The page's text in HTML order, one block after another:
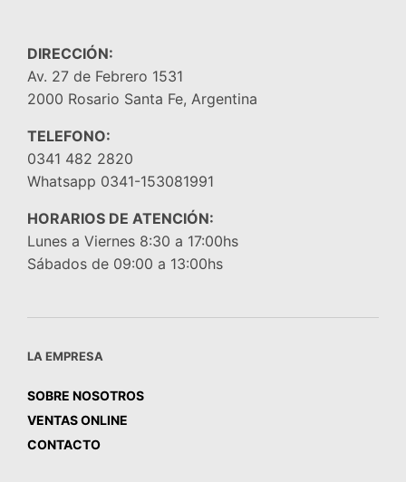
DIRECCIÓN:
Av. 27 de Febrero 1531
2000 Rosario Santa Fe, Argentina
TELEFONO:
0341 482 2820
Whatsapp 0341-153081991
HORARIOS DE ATENCIÓN:
Lunes a Viernes 8:30 a 17:00hs
Sábados de 09:00 a 13:00hs
LA EMPRESA
SOBRE NOSOTROS
VENTAS ONLINE
CONTACTO